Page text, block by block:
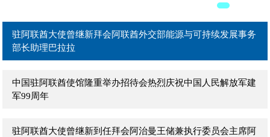
驻阿联酋大使曾继新拜会阿联酋外交部能源与可持续发展事务
部长助理巴拉拉
中国驻阿联酋使馆隆重举办招待会热烈庆祝中国人民解放军建
军99周年
驻阿联酋大使曾继新到任拜会阿治曼王储兼执行委员会主席阿